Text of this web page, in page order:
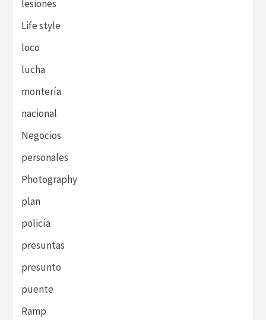
lesiones
Life style
loco
lucha
montería
nacional
Negocios
personales
Photography
plan
policía
presuntas
presunto
puente
Ramp